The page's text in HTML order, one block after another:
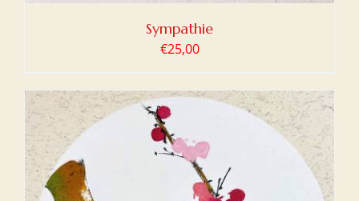
Sympathie
€25,00